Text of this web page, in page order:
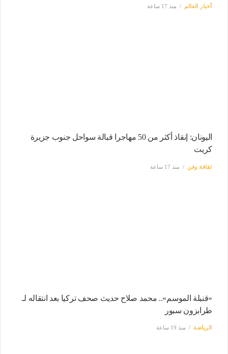
أخبار العالم منذ 17 ساعة
اليونان: إنقاذ أكثر من 50 مهاجرا قبالة سواحل جنوب جزيرة
كريت
ثقافة وفن منذ 17 ساعة
«قنبلة الموسم».. محمد صلاح حديث صحف تركيا بعد انتقاله لـ
طرابزون سبور
الرياضة منذ 19 ساعة